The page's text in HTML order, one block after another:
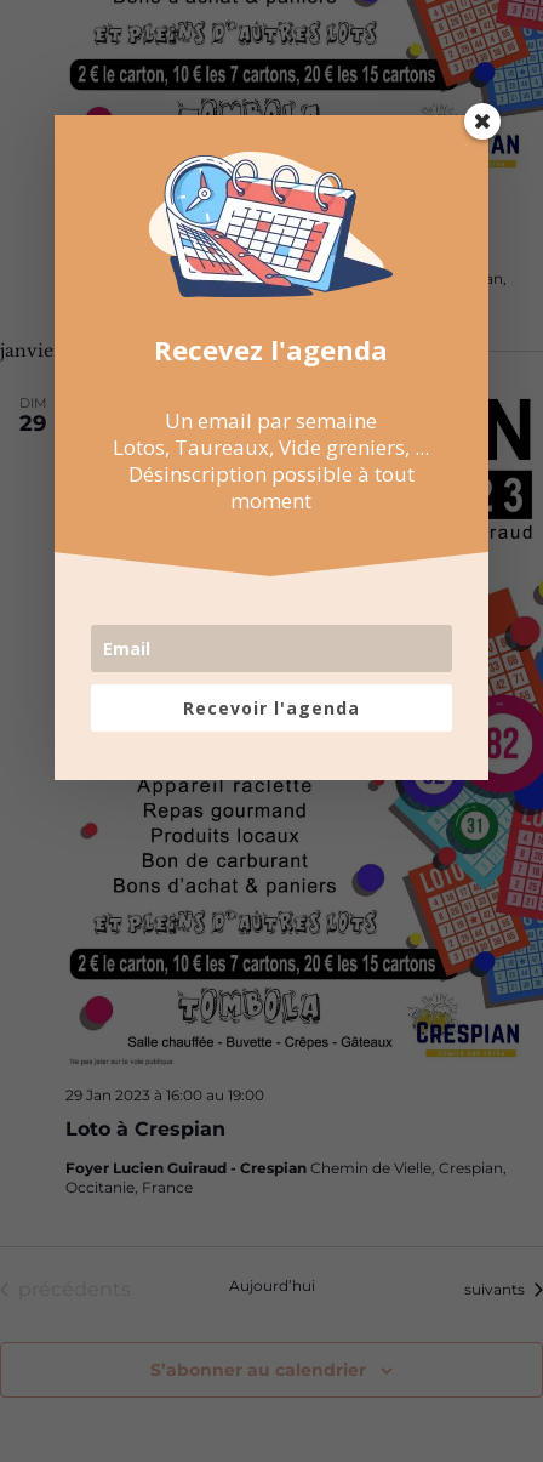
Loto à Crespian
26 Jan 2025 à 16:00au 19:00
Foyer Lucien Guiraud - CrespianChemin de Vielle, Crespian,
Occitanie, France
janvier 2023
DIM
29
Loto à Crespian
29 Jan 2023 à 16:00 au 19:00
Foyer Lucien Guiraud - Crespian Chemin de Vielle, Crespian,
Occitanie, France
Aujourd’hui suivants
S’abonner au calendrier
Recevez l'agenda
Un email par semaine
Lotos, Taureaux, Vide greniers, ...
Désinscription possible à tout
moment
Recevoir l'agenda